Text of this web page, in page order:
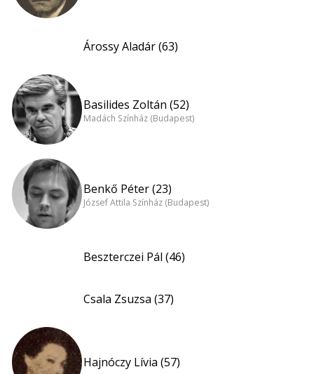
Árossy Aladár (63)
Basilides Zoltán (52)
Madách Színház (Budapest)
Benkő Péter (23)
József Attila Színház (Budapest)
Beszterczei Pál (46)
Csala Zsuzsa (37)
Hajnóczy Lívia (57)